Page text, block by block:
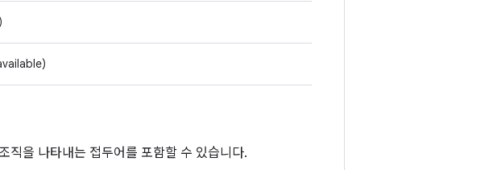
직을 나타내는 접두어를 포함할 수 있습니다.